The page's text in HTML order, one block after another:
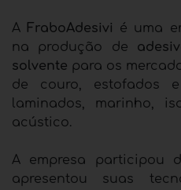
A FraboAdesivi
é uma
na produção de
solvente para os
de couro, estofados
laminados, marinho,
acústico.
A empresa participou
apresentou suas